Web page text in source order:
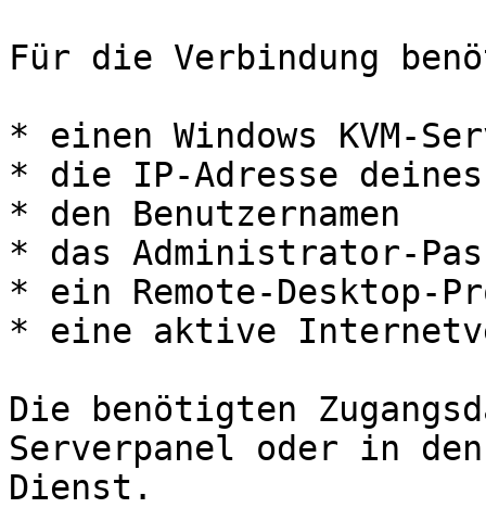
Für die Verbindung
* einen Windows KVM-
* die IP-Adresse
* den Benutzernamen
* das Administrator-
* ein Remote-Desktop-
* eine aktive
Die benötigten
Serverpanel oder in
Dienst.